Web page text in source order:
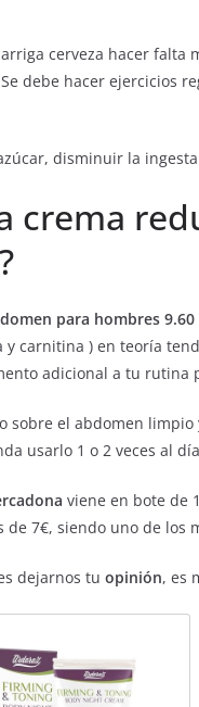
cerveza hacer falta
debe hacer ejercicios
disminuir la
crema
para hombres 9.60
carnitina ) en teoría
adicional a tu rutina
el abdomen limpio
usarlo 1 o 2 veces al
viene en bote de
7€, siendo uno de los
dejarnos tu opinión, es